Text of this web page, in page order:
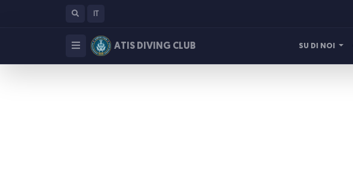
IT
ATIS DIVING CLUB SU DI NOI
FREQUENTI